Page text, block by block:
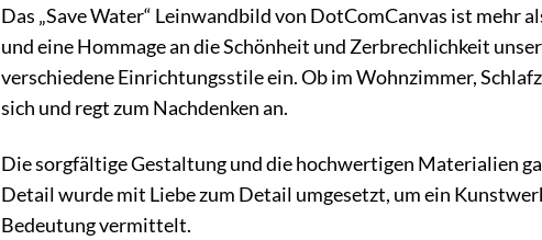
Das „Save Water“ Leinwandbild von DotComCanvas ist mehr
und eine Hommage an die Schönheit und Zerbrechlichkeit
verschiedene Einrichtungsstile ein. Ob im Wohnzimmer,
sich und regt zum Nachdenken an.
Die sorgfältige Gestaltung und die hochwertigen Materialien
Detail wurde mit Liebe zum Detail umgesetzt, um ein
Bedeutung vermittelt.